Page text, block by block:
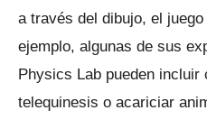
a través del dibujo, el
ejemplo, algunas de sus
Physics Lab pueden
telequinesis o acariciar